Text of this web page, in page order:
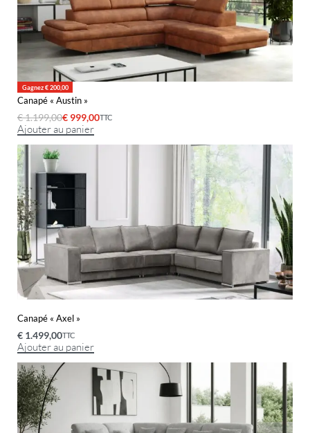
Gagnez € 200,00
Canapé « Austin »
€1.199,00€ 999,00TTC
Ajouter au panier
Canapé « Axel »
€ 1.499,00TTC
Ajouter au panier